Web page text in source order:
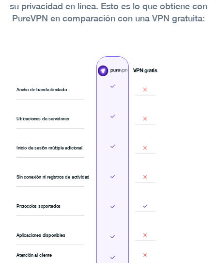
su privacidad en línea. Esto es lo que obtiene con
PureVPN en comparación con una VPN gratuita:
Ancho de banda ilimitado
Ubicaciones de servidores
Inicio de sesión múltiple adicional
Sin conexión ni registros de actividad
Protocolos soportados
Aplicaciones disponibles
Atención al cliente
VPN gratis